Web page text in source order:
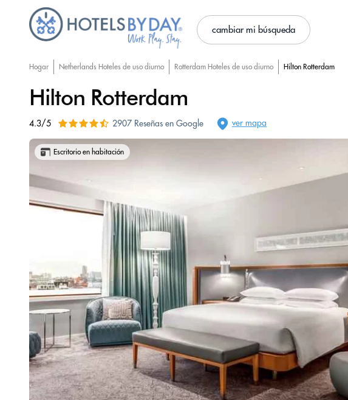
cambiar mi búsqueda
Hogar Netherlands Hoteles de uso diurno Rotterdam Hoteles de uso diurno Hilton Rotterdam
Hilton Rotterdam
4.3/5 2907 Reseñas en Google ver mapa
Escritorio en habitación